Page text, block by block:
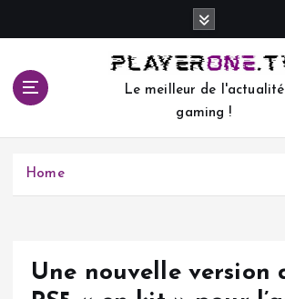
c
Le meilleur de l'actualité
gaming !
Home
Une nouvelle version